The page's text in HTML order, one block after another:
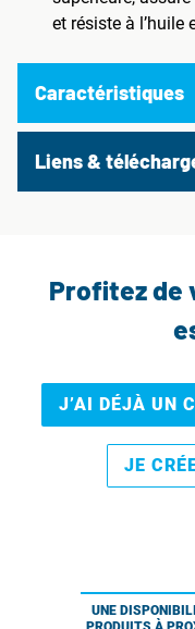
et résiste à l’huile
Caractéristiques
Liens &
Profitez de
J’AI DÉJÀ UN
JE
UNE